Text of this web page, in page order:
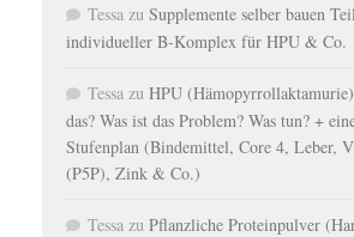
Tessa zu Supplemente selber bauen
individueller B-Komplex für HPU & Co.
Tessa zu HPU
das? Was ist das Problem? Was tun? +
Stufenplan (Bindemittel, Core 4, Leber,
(P5P), Zink & Co.)
Tessa zu Pflanzliche Proteinpulver